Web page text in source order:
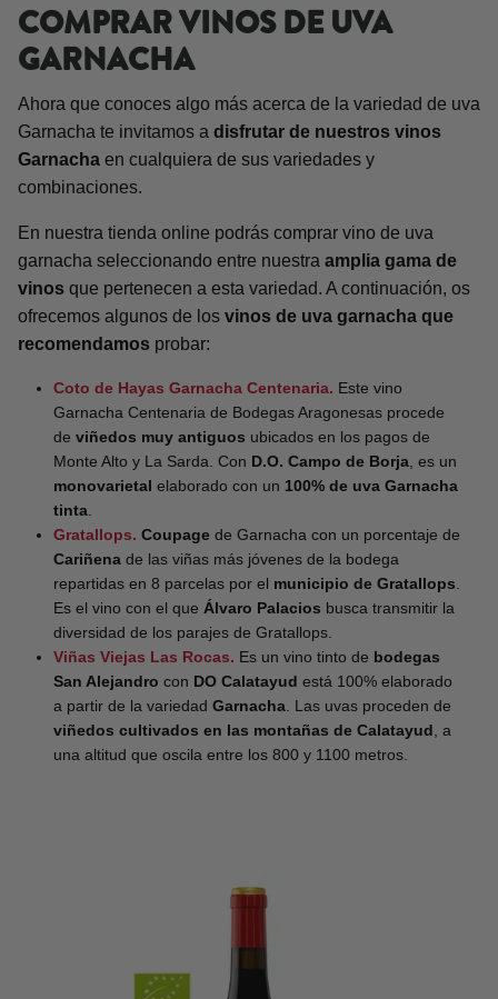
COMPRAR VINOS DE UVA
GARNACHA
Ahora que conoces algo más acerca de la variedad de uva
Garnacha te invitamos a disfrutar de nuestros vinos
Garnacha en cualquiera de sus variedades y
combinaciones.
En nuestra tienda online podrás comprar vino de uva
garnacha seleccionando entre nuestra amplia gama de
vinos que pertenecen a esta variedad. A continuación, os
ofrecemos algunos de los vinos de uva garnacha que
recomendamos probar:
Coto de Hayas Garnacha Centenaria. Este vino
Garnacha Centenaria de Bodegas Aragonesas procede
de viñedos muy antiguos ubicados en los pagos de
Monte Alto y La Sarda. Con D.O. Campo de Borja , es un
monovarietal elaborado con un 100% de uva Garnacha
tinta
Gratallops. Coupage de Garnacha con un porcentaje de
Cariñena de las viñas más jóvenes de la bodega
repartidas en 8 parcelas por el municipio de Gratallops
Es el vino con el que Álvaro Palacios busca transmitir la
diversidad de los parajes de Gratallops.
Viñas Viejas Las Rocas. Es un vino tinto de bodegas
San Alejandro con DO Calatayud está 100% elaborado
a partir de la variedad Garnacha . Las uvas proceden de
viñedos cultivados en las montañas de Calatayud , a
una altitud que oscila entre los 800 y 1100 metros.